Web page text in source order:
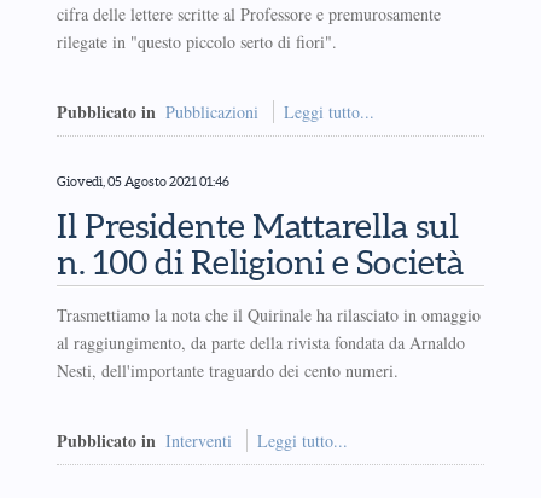
cifra delle lettere scritte al Professore e premurosamente
rilegate in "questo piccolo serto di fiori".
Pubblicato in Pubblicazioni Leggi tutto...
Giovedì, 05 Agosto 2021 01:46
Il Presidente Mattarella sul
n. 100 di Religioni e Società
Trasmettiamo la nota che il Quirinale ha rilasciato in omaggio
al raggiungimento, da parte della rivista fondata da Arnaldo
Nesti, dell'importante traguardo dei cento numeri.
Pubblicato in Interventi Leggi tutto...